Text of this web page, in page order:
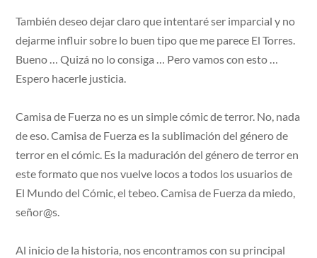
También deseo dejar claro que intentaré ser imparcial y no
dejarme influir sobre lo buen tipo que me parece El Torres.
Bueno … Quizá no lo consiga … Pero vamos con esto …
Espero hacerle justicia.
Camisa de Fuerza no es un simple cómic de terror. No, nada
de eso. Camisa de Fuerza es la sublimación del género de
terror en el cómic. Es la maduración del género de terror en
este formato que nos vuelve locos a todos los usuarios de
El Mundo del Cómic, el tebeo. Camisa de Fuerza da miedo,
señor@s.
Al inicio de la historia, nos encontramos con su principal